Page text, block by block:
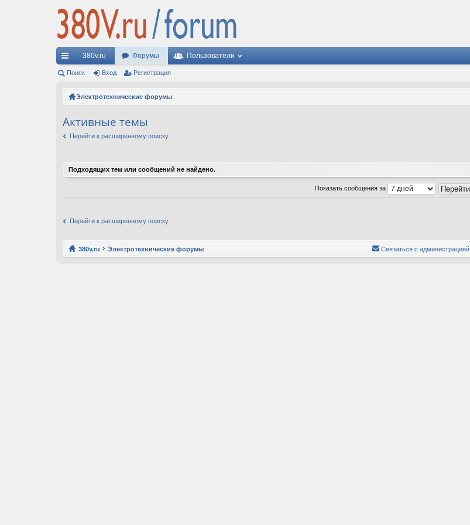
с
и
380v.ru Форумы Пользователи
Поиск Вход Регистрация
Электротехнические форумы
Активные темы
Перейти к расширенному поиску
Подходящих тем или сообщений не найдено.
Показать сообщения за
Перейти к расширенному поиску
380v.ru Электротехнические форумы Связаться с администрацией